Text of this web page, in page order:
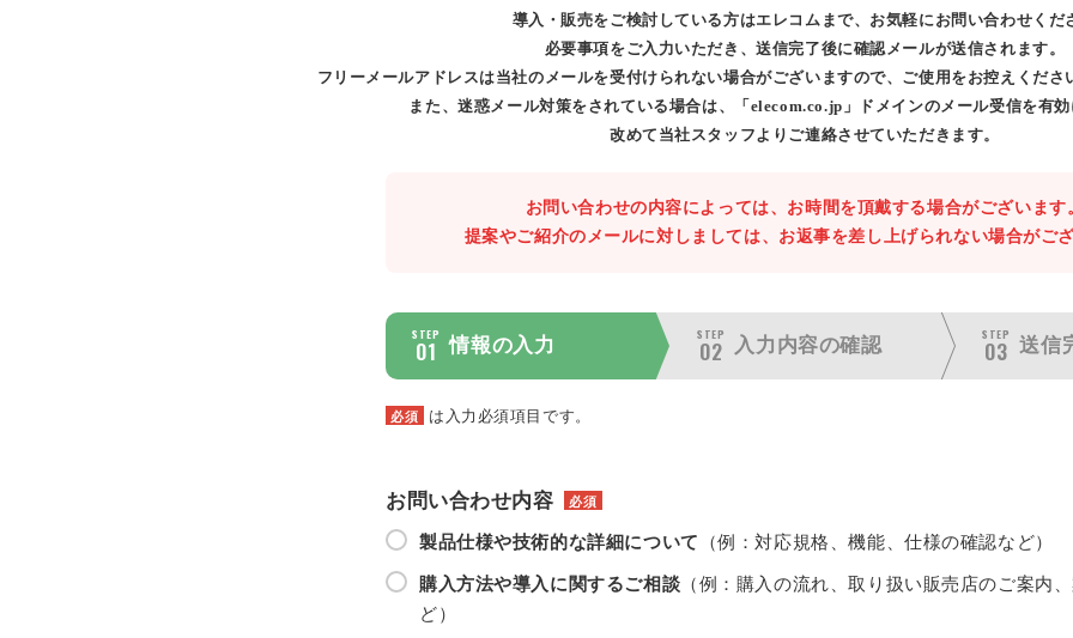
導入・販売をご検討している方はエレコムまで、お気軽にお問い合わせくだ
必要事項をご入力いただき、送信完了後に確認メールが送信されます。
フリーメールアドレスは当社のメールを受付けられない場合がございますので、ご使用をお控えくださ
また、迷惑メール対策をされている場合は、「elecom.co.jp」ドメインのメール受信を有効
改めて当社スタッフよりご連絡させていただきます。
お問い合わせの内容によっては、お時間を頂戴する場合がございます
提案やご紹介のメールに対しましては、お返事を差し上げられない場合がござ
STEP
01 情報の入力
STEP
02 入力内容の確認
STEP
03 送信
必須 は入力必須項目です。
お問い合わせ内容 必須
製品仕様や技術的な詳細について （例：対応規格、機能、仕様の確認など）
購入方法や導入に関するご相談 （例：購入の流れ、取り扱い販売店のご案内
ど）